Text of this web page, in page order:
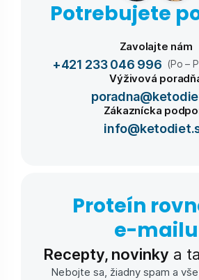
Potrebujete
Zavolajte nám
+421 233 046 996 (Po –
Výživová
Zákaznícka
Proteín
e-⁠mailu
Recepty, novinky a
Nebojte sa, žiadny spam a